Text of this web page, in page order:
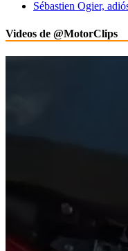
Sébastien Ogier,
Videos de @MotorClips